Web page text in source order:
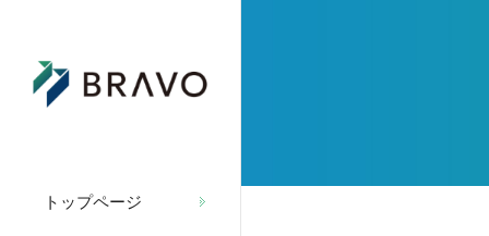
トップページ